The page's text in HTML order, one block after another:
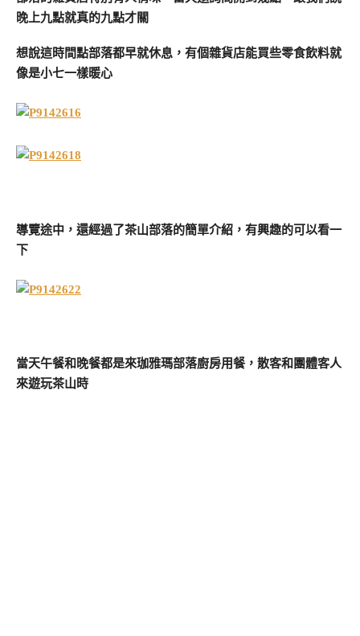
晚上九點就真的九點才關
想說這時間點部落都早就休息，有個雜貨店能買些零食飲料就
像是小七一樣暖心
導覽途中，還經過了茶山部落的簡單介紹，有興趣的可以看一
下
當天午餐和晚餐都是來珈雅瑪部落廚房用餐，散客和團體客人
來遊玩茶山時